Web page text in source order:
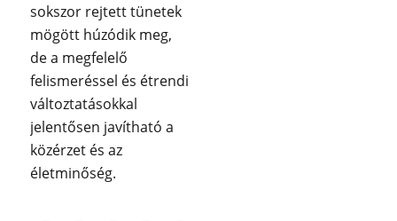
sokszor rejtett tünetek
mögött húzódik meg,
de a megfelelő
felismeréssel és étrendi
változtatásokkal
jelentősen javítható a
közérzet és az
életminőség.